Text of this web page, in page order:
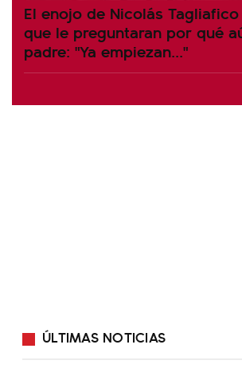
El enojo de Nicolás
que le preguntaran por qué
padre: "Ya empiezan..."
ÚLTIMAS NOTICIAS